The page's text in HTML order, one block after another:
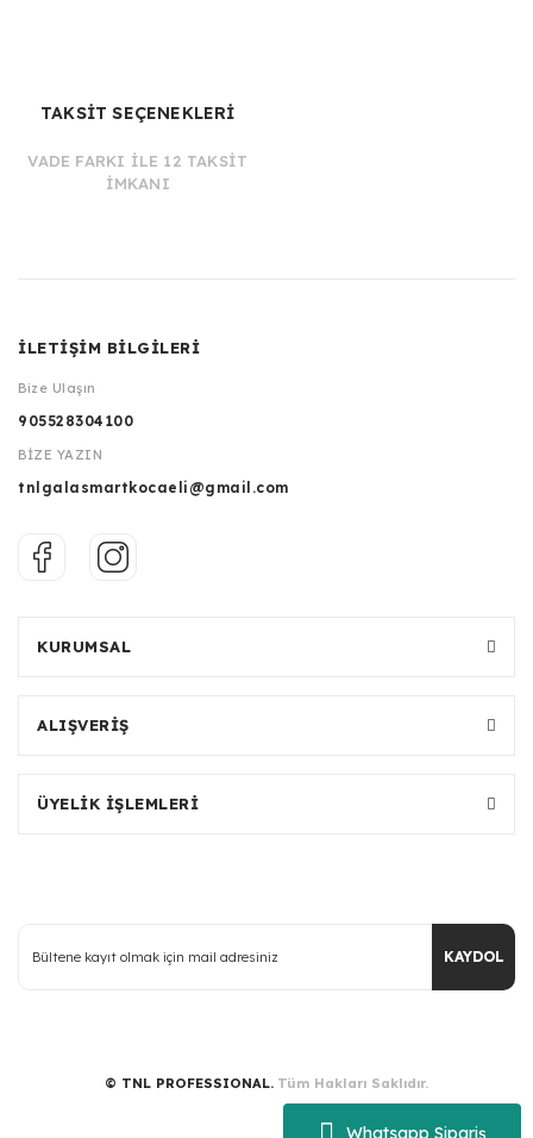
Whatsapp Sipariş
TAKSİT SEÇENEKLERİ
VADE FARKI İLE 12 TAKSİT
İMKANI
İLETİŞİM BİLGİLERİ
Bize Ulaşın
905528304100
BİZE YAZIN
tnlgalasmartkocaeli@gmail.com
KURUMSAL
ALIŞVERİŞ
ÜYELİK İŞLEMLERİ
KAYDOL
© TNL PROFESSIONAL. Tüm Hakları Saklıdır.